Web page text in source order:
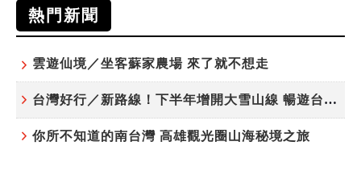
熱門新聞
雲遊仙境／坐客蘇家農場 來了就不想走
台灣好行／新路線！下半年增開大雪山線 暢遊台中更便利
你所不知道的南台灣 高雄觀光圈山海秘境之旅